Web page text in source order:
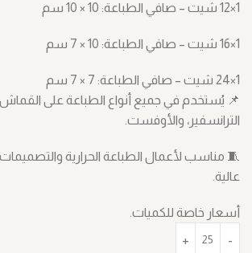
1×12 شيت – صافي الطباعة: ‎10 × 10 سم
1×16 شيت – صافي الطباعة: ‎7 × 10 سم
1×24 شيت – صافي الطباعة: ‎7 × 7 سم
الترانسفير، والأوفست.
🧵 مناسب لأعمال الطباعة الحرارية
عالية.
أسعار خاصة للكميات.